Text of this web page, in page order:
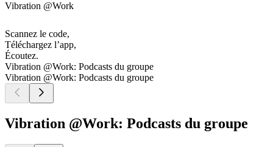
Vibration @Work
Scannez le code,
Téléchargez l’app,
Écoutez.
Vibration @Work: Podcasts du groupe
Vibration @Work: Podcasts du groupe
Vibration @Work: Podcasts du groupe